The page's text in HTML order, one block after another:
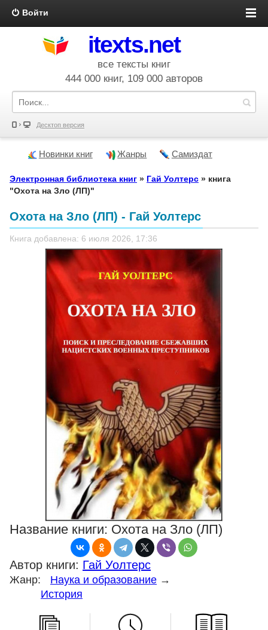
Войти
itexts.net
все тексты книг
444 000 книг, 109 000 авторов
Десктоп версия
Новинки книг Жанры Самиздат
Электронная библиотека книг » Гай Уолтерс » книга
"Охота на Зло (ЛП)"
Охота на Зло (ЛП) - Гай Уолтерс
Книга добавлена: 6 июля 2026, 17:36
Название книги: Охота на Зло (ЛП)
Автор книги: Гай Уолтерс
Жанр: Наука и образование →
История